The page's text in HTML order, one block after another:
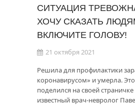
СИТУАЦИЯ
ХОЧУ СКАЗАТЬ
ВКЛЮЧИТЕ ГОЛОВУ!
21 октября 2021
Решила для профилактики
коронавирусом» и умерла.
поделился на своей
известный врач-невролог